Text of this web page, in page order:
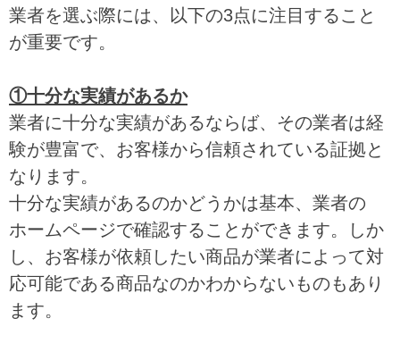
業者を選ぶ際には、以下の3点に注目すること
が重要です。
①十分な実績があるか
業者に十分な実績があるならば、その業者は経
験が豊富で、お客様から信頼されている証拠と
なります。
十分な実績があるのかどうかは基本、業者の
ホームページで確認することができます。しか
し、お客様が依頼したい商品が業者によって対
応可能である商品なのかわからないものもあり
ます。